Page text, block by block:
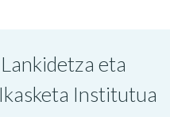
eta
Institutua